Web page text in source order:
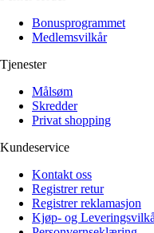
Klær
Reise
Informasjon
Tilbehør
Lukk
Alle artikler
Klær
Reise
Informasjon
Tilbehør
Målsøm
Lukk
Bonusprogrammet
Medlemsvilkår
Tjenester
Målsøm
Skredder
Privat shopping
Kundeservice
Kontakt oss
Registrer retur
Registrer reklamasjon
Kjøp- og